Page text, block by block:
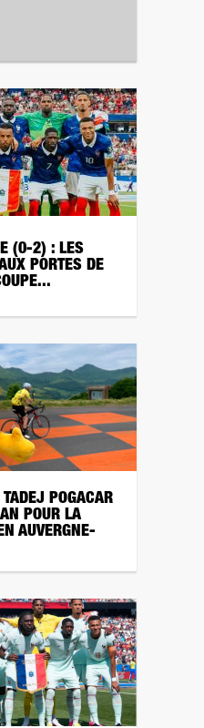
(0-2) : LES
PORTES DE
POGACAR
POUR LA
AUVERGNE-